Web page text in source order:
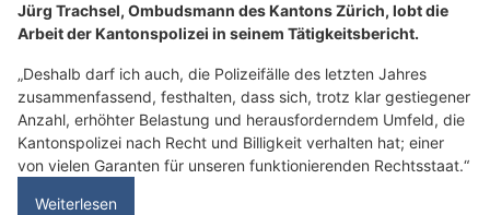
Jürg Trachsel, Ombudsmann des Kantons Zürich, lobt die
Arbeit der Kantonspolizei in seinem Tätigkeitsbericht.
„Deshalb darf ich auch, die Polizeifälle des letzten Jahres
zusammenfassend, festhalten, dass sich, trotz klar gestiegener
Anzahl, erhöhter Belastung und herausforderndem Umfeld, die
Kantonspolizei nach Recht und Billigkeit verhalten hat; einer
von vielen Garanten für unseren funktionierenden Rechtsstaat.“
Weiterlesen